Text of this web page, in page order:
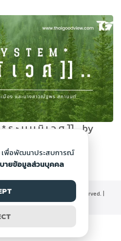
ร ะ บ บ นิ เ ว ศ ]] .. by
All rights reserved. |
ข้อมูลส่วนบุคคล
เพื่อพัฒนาประสบการณ์
ายข้อมูลส่วนบุคคล